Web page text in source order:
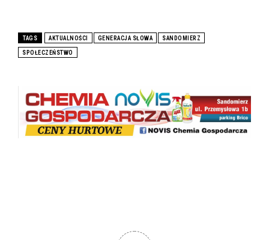
TAGS AKTUALNOŚCI GENERACJA SŁOWA SANDOMIERZ
SPOŁECZEŃSTWO